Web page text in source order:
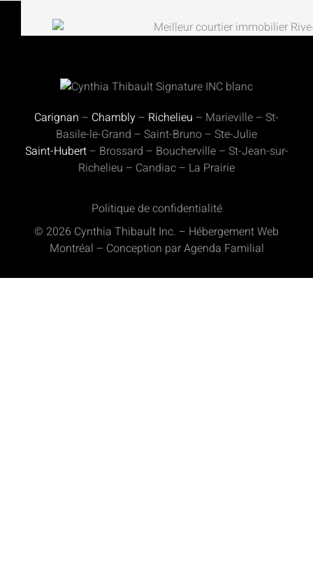
Carignan – Chambly– Richelieu – Marieville – St-
Basile-le-Grand – Saint-Bruno – Ste-Julie
Saint-Hubert– Brossard – Boucherville – St-Jean-sur-
Richelieu – Candiac – La Prairie
Politique de confidentialité
© 2026 Cynthia Thibault Inc. – Hébergement Web
Montréal – Conception par Agenda Familial